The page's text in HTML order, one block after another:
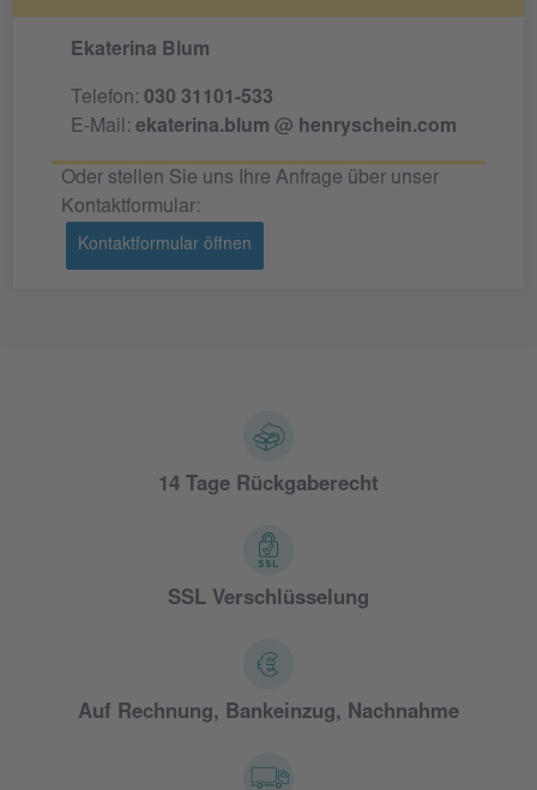
Ekaterina Blum
Telefon: 030 31101-533
E-Mail: ekaterina.blum @ henryschein.com
Oder stellen Sie uns Ihre Anfrage über unser
Kontaktformular:
Kontaktformular öffnen
14 Tage Rückgaberecht
SSL Verschlüsselung
Auf Rechnung, Bankeinzug, Nachnahme